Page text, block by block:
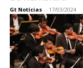
Gt Notícias - 17/03/2024